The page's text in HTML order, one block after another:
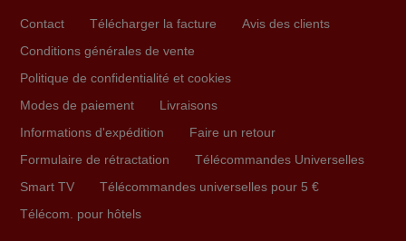
Parfait.. je recommande..!
Joel,
Contact Télécharger la facture
Avis des clients
Conditions générales de vente
Politique de confidentialité et cookies
Modes de paiement
Livraisons
Informations d'expédition
Faire un retour
Formulaire de rétractation
Télécommandes Universelles
Smart TV
Télécommandes universelles pour 5 €
Télécom. pour hôtels